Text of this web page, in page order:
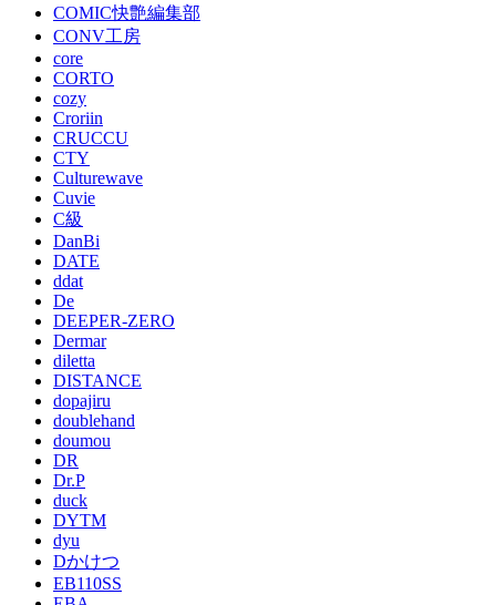
COMIC快艶編集部
CONV工房
core
CORTO
cozy
Croriin
CRUCCU
CTY
Culturewave
Cuvie
C級
DanBi
DATE
ddat
De
DEEPER-ZERO
Dermar
diletta
DISTANCE
dopajiru
doublehand
doumou
DR
Dr.P
duck
DYTM
dyu
Dかけつ
EB110SS